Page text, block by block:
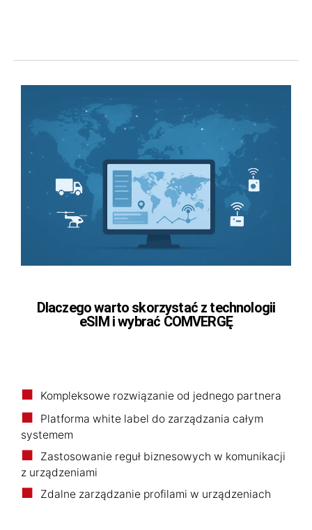
Dlaczego warto skorzystać z technologii
eSIM i wybrać COMVERGĘ
Kompleksowe rozwiązanie od jednego partnera
Platforma white label do zarządzania całym
systemem
Zastosowanie reguł biznesowych w komunikacji
z urządzeniami
Zdalne zarządzanie profilami w urządzeniach